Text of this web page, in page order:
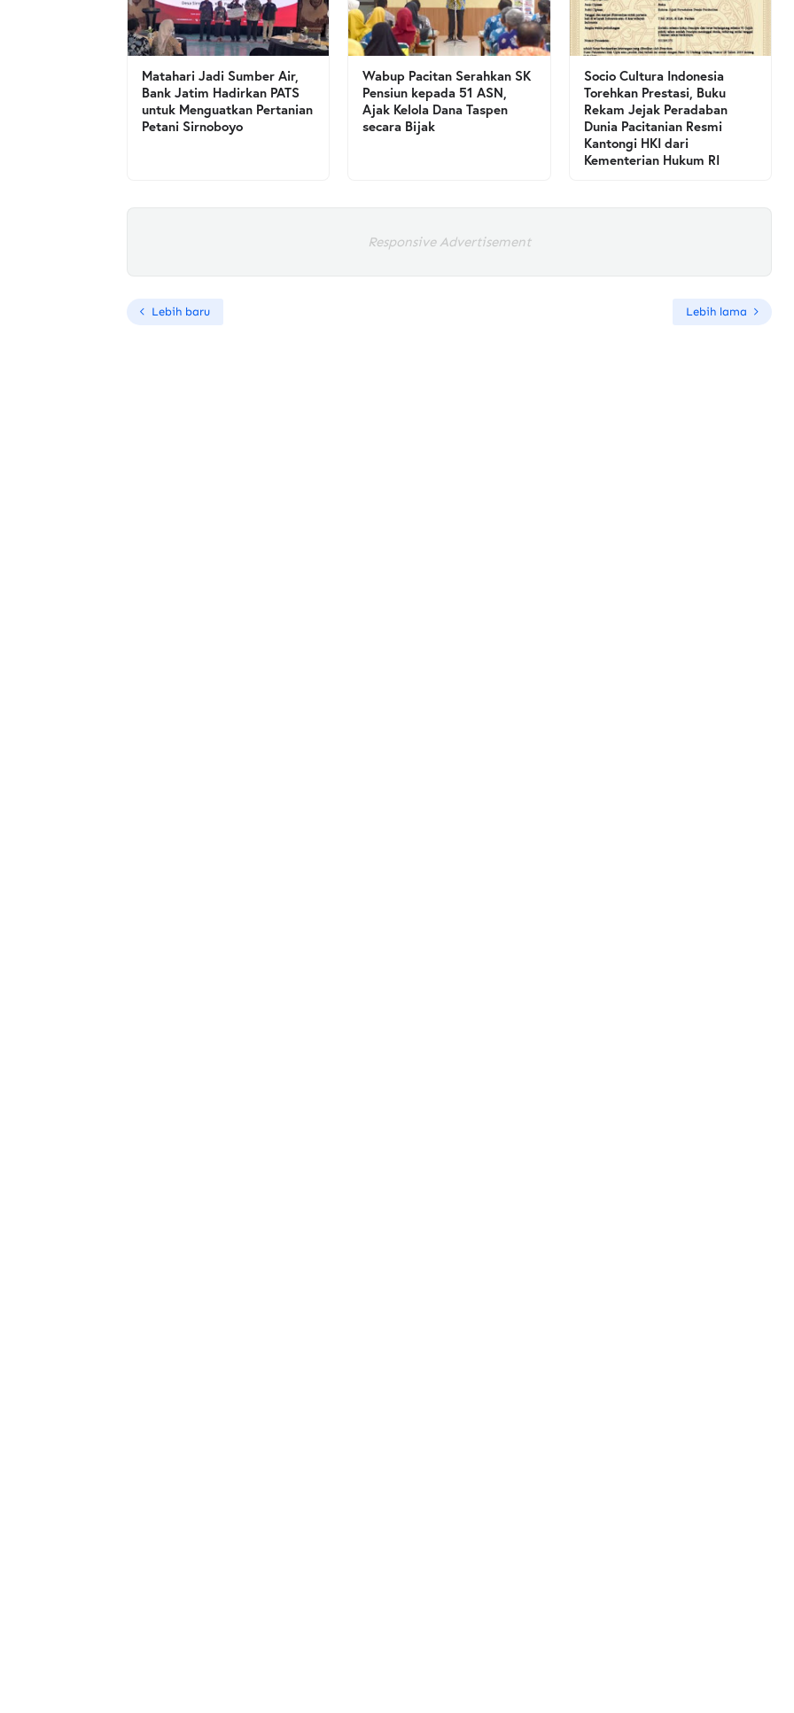
Matahari Jadi Sumber Air,
Bank Jatim Hadirkan PATS
untuk Menguatkan Pertanian
Petani Sirnoboyo
Wabup Pacitan Serahkan SK
Pensiun kepada 51 ASN,
Ajak Kelola Dana Taspen
secara Bijak
Socio Cultura Indonesia
Torehkan Prestasi, Buku
Rekam Jejak Peradaban
Dunia Pacitanian Resmi
Kantongi HKI dari
Kementerian Hukum RI
Responsive Advertisement
Lebih baru Lebih lama